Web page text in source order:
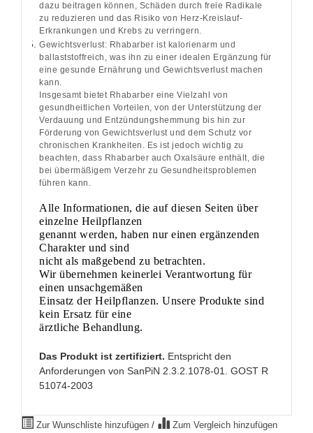
dazu beitragen können, Schäden durch freie Radikale
zu reduzieren und das Risiko von Herz-Kreislauf-
Erkrankungen und Krebs zu verringern.
Gewichtsverlust: Rhabarber ist kalorienarm und
ballaststoffreich, was ihn zu einer idealen Ergänzung für
eine gesunde Ernährung und Gewichtsverlust machen
kann.
Insgesamt bietet Rhabarber eine Vielzahl von
gesundheitlichen Vorteilen, von der Unterstützung der
Verdauung und Entzündungshemmung bis hin zur
Förderung von Gewichtsverlust und dem Schutz vor
chronischen Krankheiten. Es ist jedoch wichtig zu
beachten, dass Rhabarber auch Oxalsäure enthält, die
bei übermäßigem Verzehr zu Gesundheitsproblemen
führen kann.
Alle Informationen, die auf diesen Seiten über
einzelne Heilpflanzen
genannt werden, haben nur einen ergänzenden
Charakter und sind
nicht als maßgebend zu betrachten.
Wir übernehmen keinerlei Verantwortung für
einen unsachgemäßen
Einsatz der Heilpflanzen. Unsere Produkte sind
kein Ersatz für eine
ärztliche Behandlung.
Das Produkt ist zertifiziert. Entspricht den
Anforderungen von SanPiN 2.3.2.1078-01. GOST R
51074-2003
Zur Wunschliste hinzufügen / Zum Vergleich hinzufügen